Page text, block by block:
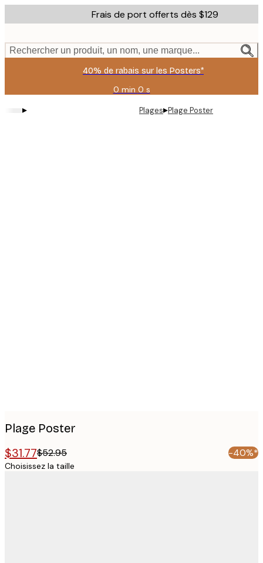
to
content.
Frais de port offerts dès $129
Rechercher un produit, un nom, une marque...
40% de rabais sur les Posters*
0 min 0 s
Valable
jusqu'au
▸ Plages▸Plage Poster
Plage Poster
$31.77$52.95 -40%*
Choisissez la taille